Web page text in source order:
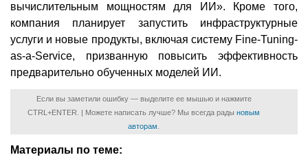
вычислительным мощностям для ИИ». Кроме того,
компания планирует запустить инфраструктурные
услуги и новые продукты, включая систему Fine-Tuning-
as-a-Service, призванную повысить эффективность
предварительно обученных моделей ИИ.
Если вы заметили ошибку — выделите ее мышью и нажмите
CTRL+ENTER. | Можете написать лучше? Мы всегда рады новым
авторам
Материалы по теме: